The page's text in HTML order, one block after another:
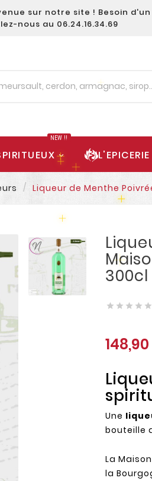
sur notre site ! Besoin
nous au 06.24.16.34.69
NEW !!
Liqueur de Menthe
300cl
    
Une
bouteille
La
la